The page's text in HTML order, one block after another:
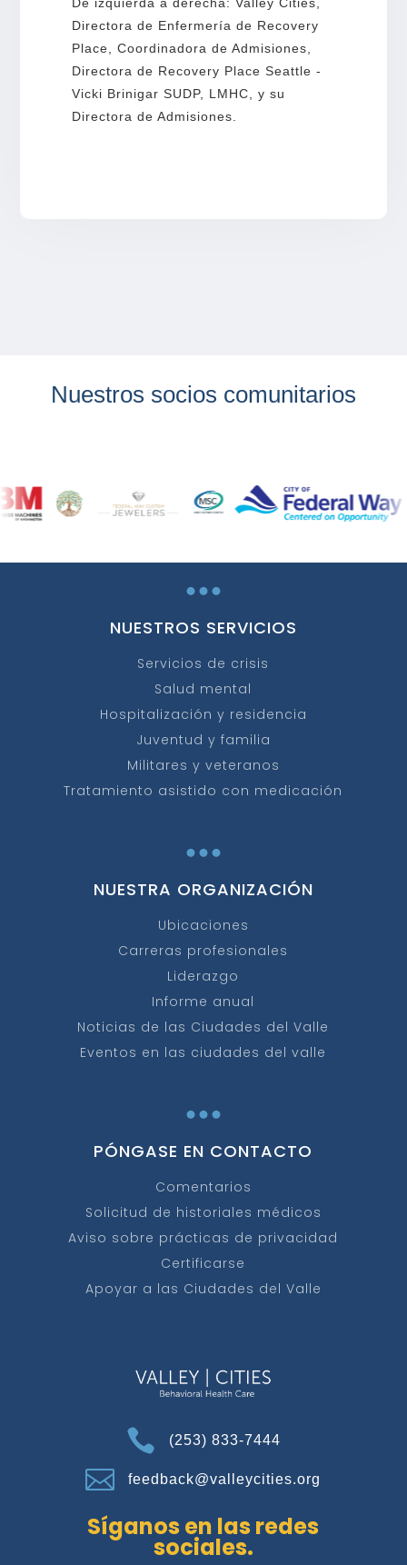
De izquierda a derecha: Valley Cities,
Directora de Enfermería de Recovery
Place, Coordinadora de Admisiones,
Directora de Recovery Place Seattle -
Vicki Brinigar SUDP, LMHC, y su
Directora de Admisiones.
Nuestros socios comunitarios
...
NUESTROS SERVICIOS
Servicios de crisis
Salud mental
Hospitalización y residencia
Juventud y familia
Militares y veteranos
Tratamiento asistido con medicación
...
NUESTRA ORGANIZACIÓN
Ubicaciones
Carreras profesionales
Liderazgo
Informe anual
Noticias de las Ciudades del Valle
Eventos en las ciudades del valle
...
PÓNGASE EN CONTACTO
Comentarios
Solicitud de historiales médicos
Aviso sobre prácticas de privacidad
Certificarse
Apoyar a las Ciudades del Valle
 (253) 833-7444
 feedback@valleycities.org
Síganos en las redes
sociales.